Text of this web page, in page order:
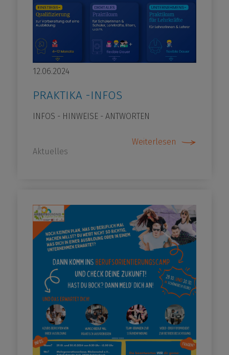
12.06.2024
PRAKTIKA -INFOS
INFOS - HINWEISE - ANTWORTEN
Weiterlesen
Aktuelles